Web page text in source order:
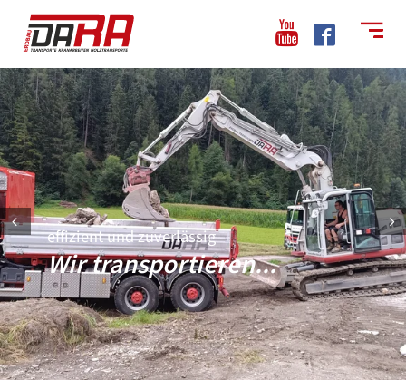
effizient und zuverlässig
Wir transportieren...
Prev Next